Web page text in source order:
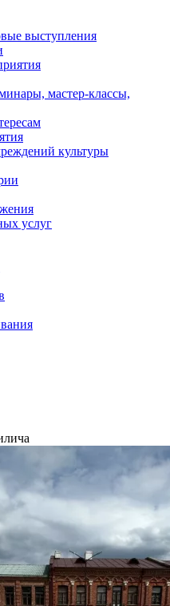
выступления
мастер-классы,
культуры
услуг